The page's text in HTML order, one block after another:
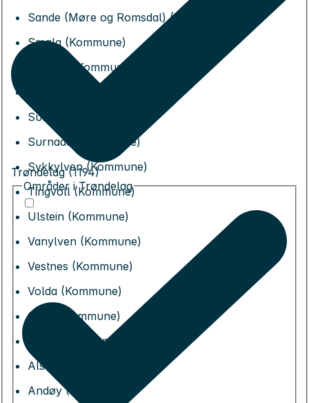
Sande (Møre og Romsdal) (Kommune)
Smøla (Kommune)
Stranda (Kommune)
Sunndal (Kommune)
Surnadal (Kommune)
Sykkylven (Kommune)
Tingvoll (Kommune)
Ulstein (Kommune)
Vanylven (Kommune)
Vestnes (Kommune)
Volda (Kommune)
Ørsta (Kommune)
Ålesund (Kommune)
Alstahaug (Kommune)
Andøy (Kommune)
Trøndelag (1194)
Områder i Trøndelag